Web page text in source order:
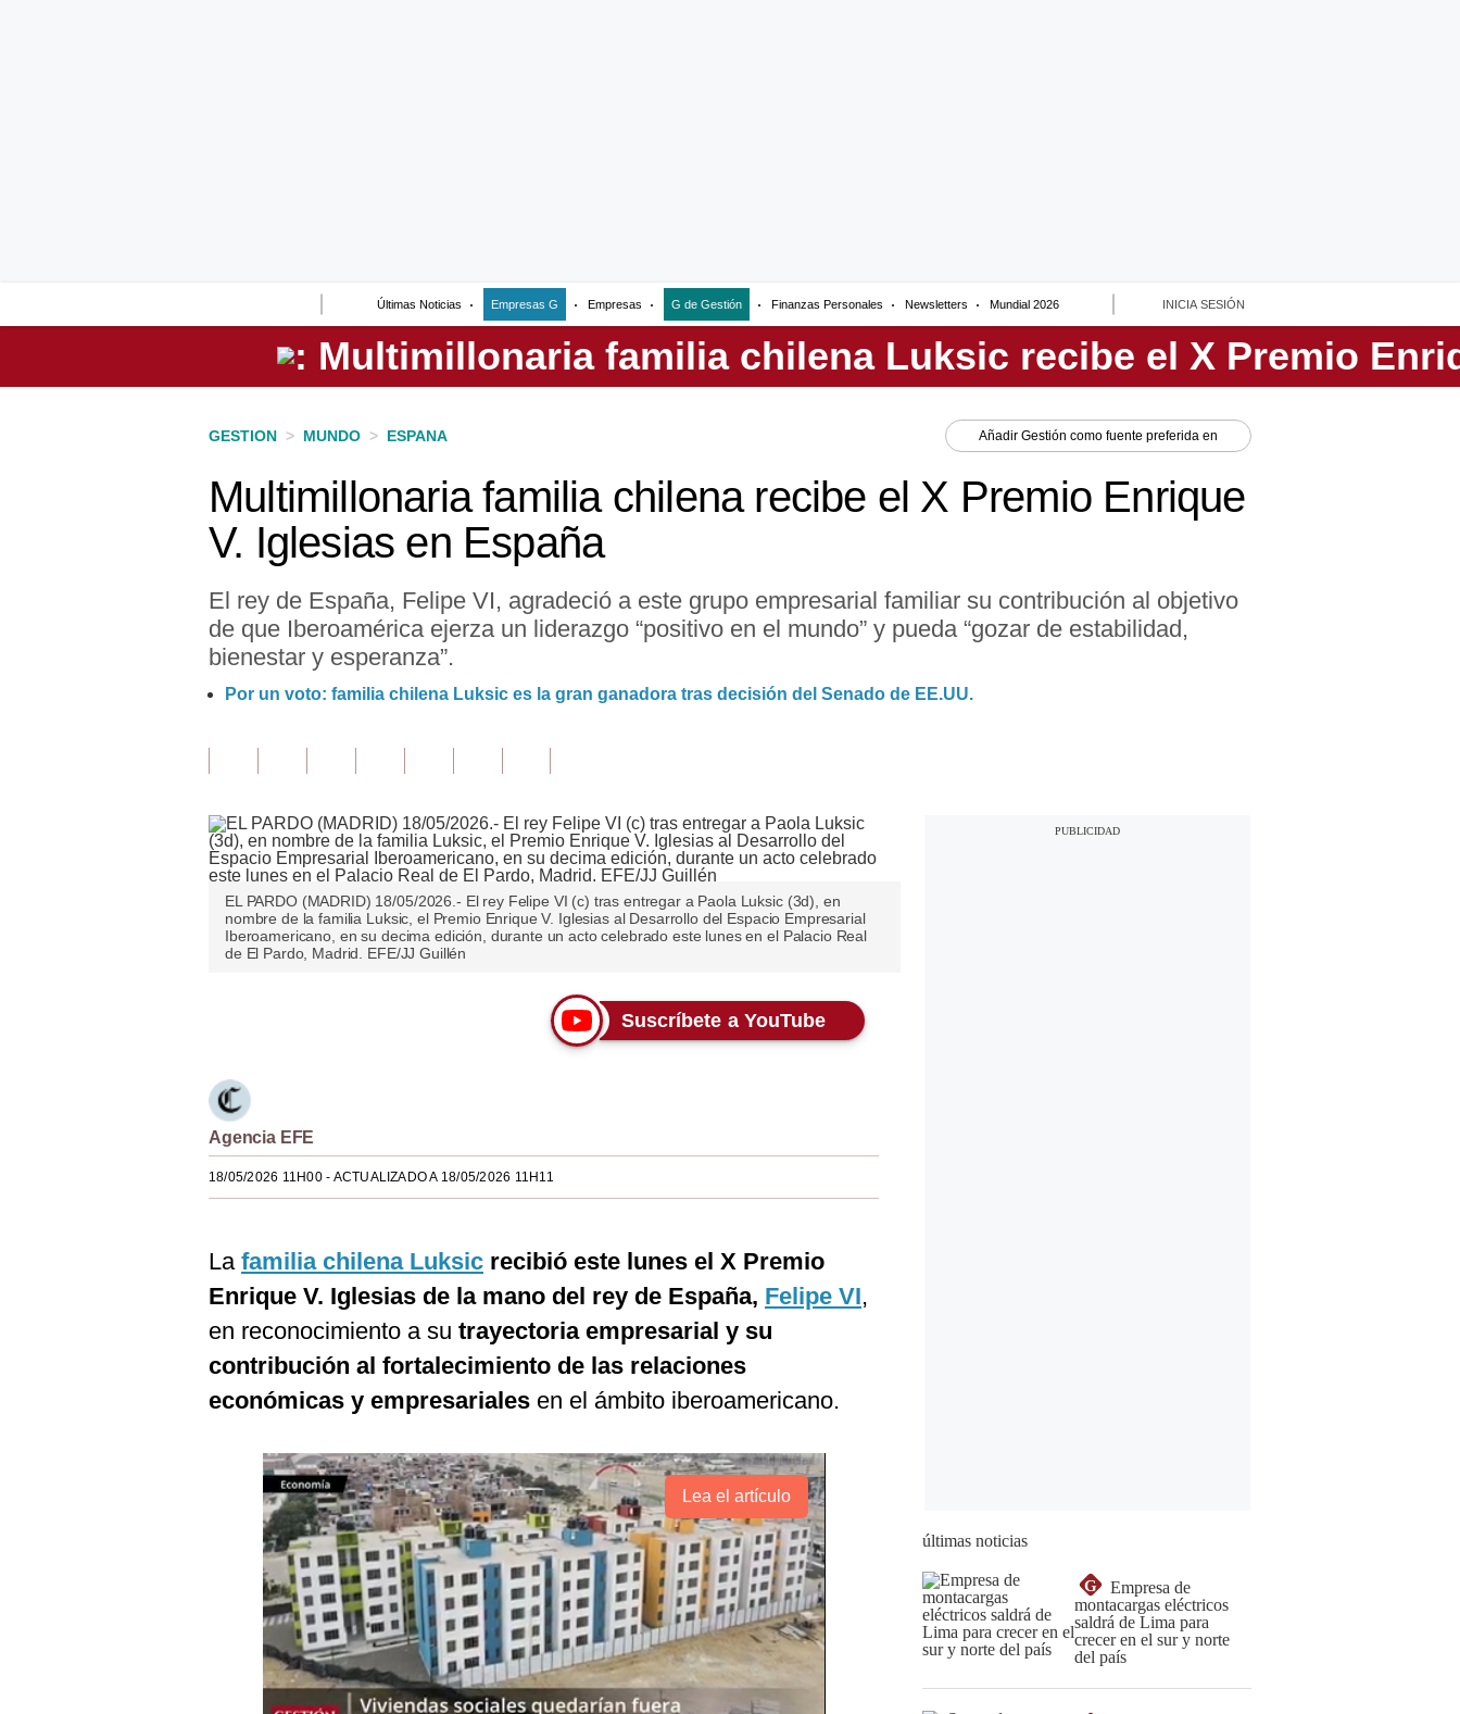
Últimas Noticias Empresas G Empresas G de Gestión Finanzas Personales Newsletters Mundial 2026 INICIA SESIÓN
Perú
GESTION > MUNDO > ESPANA Añadir Gestión como fuente preferida en
Multimillonaria familia chilena recibe el X Premio Enrique
V. Iglesias en España
El rey de España, Felipe VI, agradeció a este grupo empresarial familiar su contribución al objetivo
de que Iberoamérica ejerza un liderazgo “positivo en el mundo” y pueda “gozar de estabilidad,
bienestar y esperanza”.
Por un voto: familia chilena Luksic es la gran ganadora tras decisión del Senado de EE.UU.
EL PARDO (MADRID) 18/05/2026.- El rey Felipe VI (c) tras entregar a Paola Luksic (3d), en
nombre de la familia Luksic, el Premio Enrique V. Iglesias al Desarrollo del Espacio Empresarial
Iberoamericano, en su decima edición, durante un acto celebrado este lunes en el Palacio Real
de El Pardo, Madrid. EFE/JJ Guillén
Suscríbete a YouTube
Agencia EFE
18/05/2026 11H00- ACTUALIZADO A 18/05/2026 11H11
La familia chilena Luksic recibió este lunes el X Premio
Enrique V. Iglesias de la mano del rey de España, Felipe VI,
en reconocimiento a su trayectoria empresarial y su
contribución al fortalecimiento de las relaciones
económicas y empresariales en el ámbito iberoamericano.
Lea el artículo
últimas noticias
G
Empresa de
montacargas eléctricos
saldrá de Lima para
crecer en el sur y norte
del país